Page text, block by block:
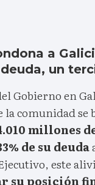
a
un
Gobierno en
comunidad se
millones
de su deuda
este
su posición